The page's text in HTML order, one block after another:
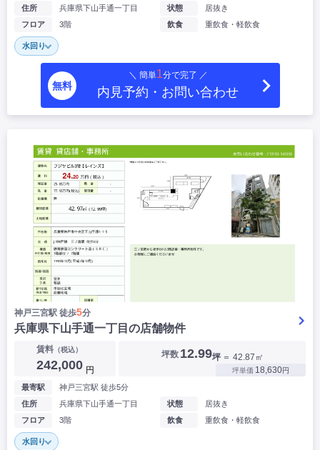
住所
兵庫県下山手通一丁目
フロア
3階
状態
居抜き
飲食
重飲食・軽飲食
水回り
無料
＼ 簡単1分で完了 ／
内見予約・お問い合わせ
神戸三宮駅 徒歩5分
兵庫県下山手通一丁目の店舗物件
賃料（税込）
242,000 円
坪数 12.99坪 ＝ 42.87㎡
坪単価 18,630円
最寄駅
神戸三宮駅 徒歩5分
住所
兵庫県下山手通一丁目
フロア
3階
状態
居抜き
飲食
重飲食・軽飲食
水回り